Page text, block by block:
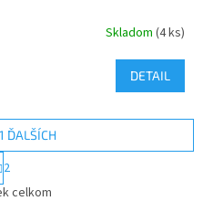
Skladom (4 ks)
DETAIL
ĎALŠÍCH
2
celkom